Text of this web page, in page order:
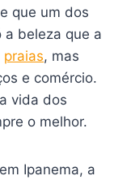
que um dos
a beleza que a
praias, mas
e comércio.
vida dos
o melhor.
Ipanema, a